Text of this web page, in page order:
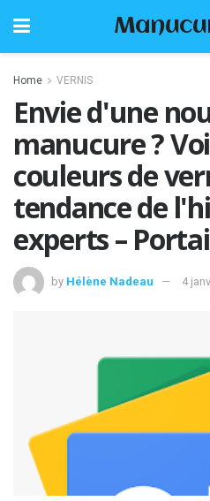
Home VERNIS
Envie d'une
manucure ?
couleurs de
tendance de
experts –
by Hélène Nadeau 4